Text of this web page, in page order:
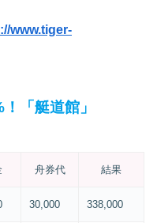
www.tiger-
「艇道館」
舟券代 結果
30,000 338,000